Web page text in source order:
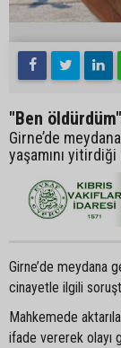
"Ben öldürdüm"
Girne’de
yaşamını
Girne’de meydana
cinayetle ilgili
Mahkemede
ifade vererek olayı